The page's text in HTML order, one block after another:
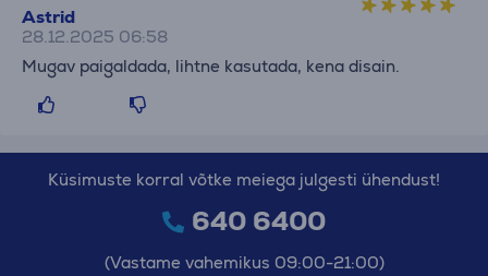
Astrid
28.12.2025 06:58
Mugav paigaldada, lihtne kasutada, kena disain.
Küsimuste korral võtke meiega julgesti ühendust!
640 6400
(Vastame vahemikus 09:00-21:00)